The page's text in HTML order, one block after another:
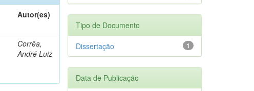
Autor(es)
Corrêa,
André Luiz
Tipo de Documento
1
Dissertação
Data de Publicação